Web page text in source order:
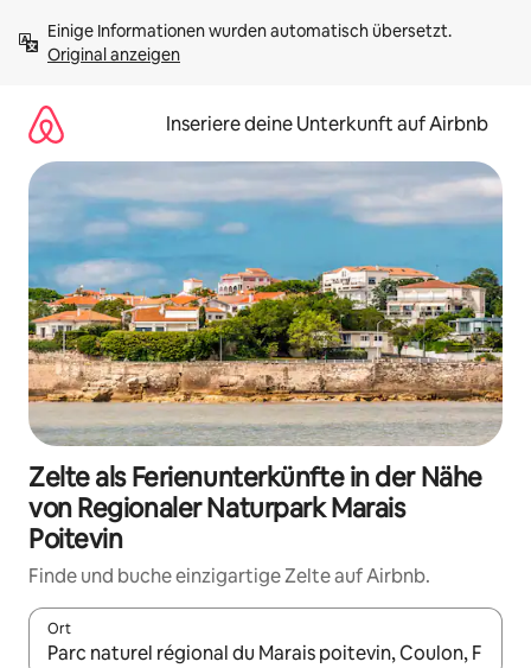
Inhalten
springenOriginal anzeigen
Inseriere deine Unterkunft auf Airbnb
Zelte als Ferienunterkünfte in der Nähe
von Regionaler Naturpark Marais
Poitevin
Finde und buche einzigartige Zelte auf Airbnb.
Ort
Wenn Ergebnisse verfügbar sind, navigiere mit den